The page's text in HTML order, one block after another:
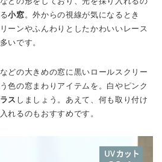
小窓。外からの視線が気になるとき
ーンやふんわりとしたかわいいレース
いです。
どの大きめの窓に黒いロールスクリー
色の窓まわりアイテムを。白やピンク
ス しましょう。あえて、何も取り付け
れるのもおすすめです。